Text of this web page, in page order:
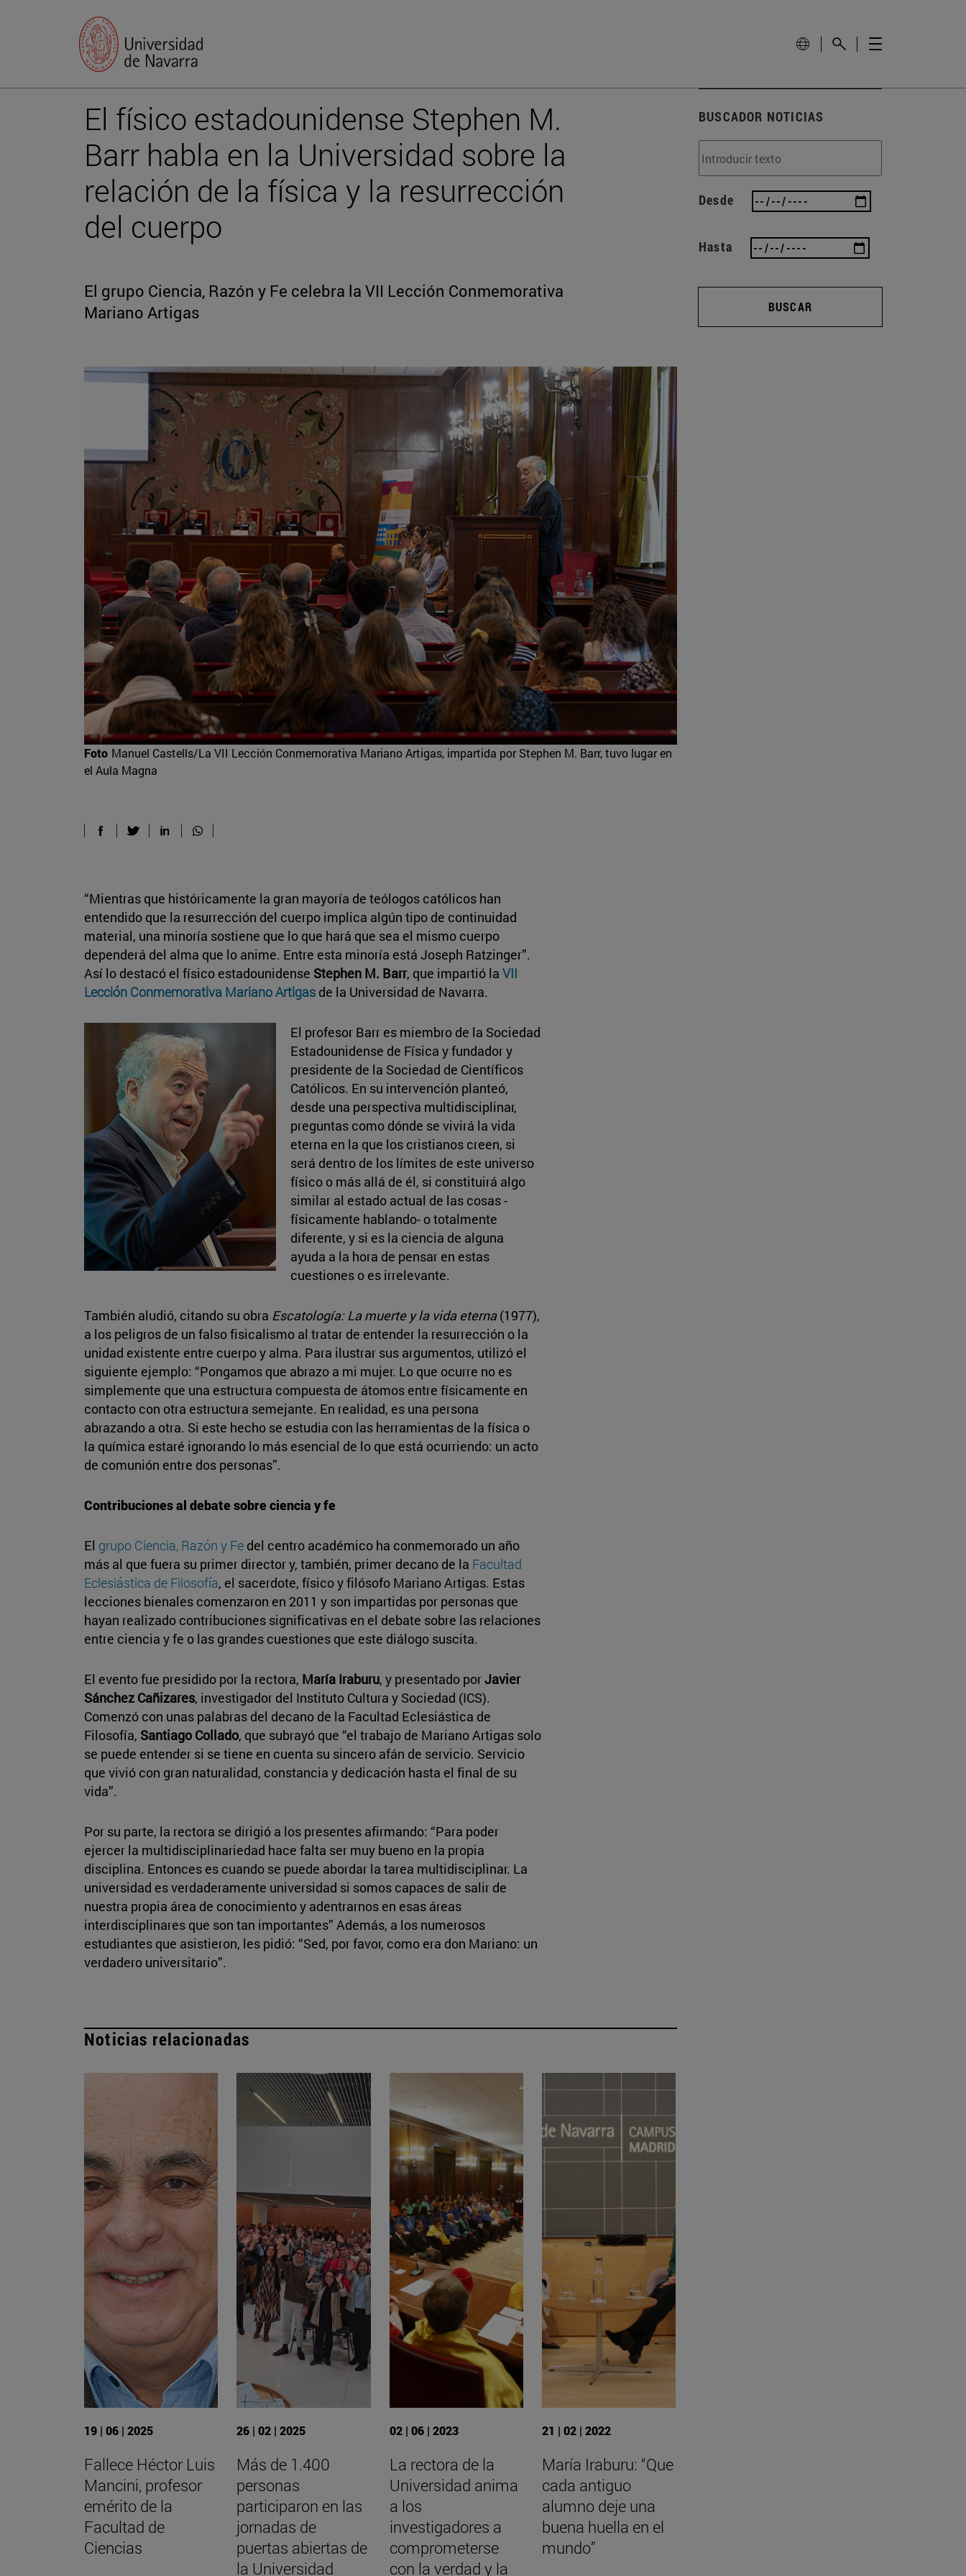
El físico estadounidense Stephen M.
Barr habla en la Universidad sobre la
relación de la física y la resurrección
del cuerpo
El grupo Ciencia, Razón y Fe celebra la VII Lección Conmemorativa
Mariano Artigas
Foto Manuel Castells/La VII Lección Conmemorativa Mariano Artigas, impartida por Stephen M. Barr, tuvo lugar en
el Aula Magna
“Mientras que históricamente la gran mayoría de teólogos católicos han
entendido que la resurrección del cuerpo implica algún tipo de continuidad
material, una minoría sostiene que lo que hará que sea el mismo cuerpo
dependerá del alma que lo anime. Entre esta minoría está Joseph Ratzinger”.
Así lo destacó el físico estadounidense Stephen M. Barr, que impartió la VII
Lección Conmemorativa Mariano Artigas de la Universidad de Navarra.
El profesor Barr es miembro de la Sociedad
Estadounidense de Física y fundador y
presidente de la Sociedad de Científicos
Católicos. En su intervención planteó,
desde una perspectiva multidisciplinar,
preguntas como dónde se vivirá la vida
eterna en la que los cristianos creen, si
será dentro de los límites de este universo
físico o más allá de él, si constituirá algo
similar al estado actual de las cosas -
físicamente hablando- o totalmente
diferente, y si es la ciencia de alguna
ayuda a la hora de pensar en estas
cuestiones o es irrelevante.
También aludió, citando su obra Escatología: La muerte y la vida eterna(1977),
a los peligros de un falso fisicalismo al tratar de entender la resurrección o la
unidad existente entre cuerpo y alma. Para ilustrar sus argumentos, utilizó el
siguiente ejemplo: “Pongamos que abrazo a mi mujer. Lo que ocurre no es
simplemente que una estructura compuesta de átomos entre físicamente en
contacto con otra estructura semejante. En realidad, es una persona
abrazando a otra. Si este hecho se estudia con las herramientas de la física o
la química estaré ignorando lo más esencial de lo que está ocurriendo: un acto
de comunión entre dos personas”.
Contribuciones al debate sobre ciencia y fe
El grupo Ciencia, Razón y Fe del centro académico ha conmemorado un año
más al que fuera su primer director y, también, primer decano de la Facultad
Eclesiástica de Filosofía, el sacerdote, físico y filósofo Mariano Artigas. Estas
lecciones bienales comenzaron en 2011 y son impartidas por personas que
hayan realizado contribuciones significativas en el debate sobre las relaciones
entre ciencia y fe o las grandes cuestiones que este diálogo suscita.
El evento fue presidido por la rectora, María Iraburu, y presentado porJavier
Sánchez Cañizares, investigador del Instituto Cultura y Sociedad (ICS).
Comenzó con unas palabras del decano de la Facultad Eclesiástica de
Filosofía, Santiago Collado, que subrayó que “el trabajo de Mariano Artigas solo
se puede entender si se tiene en cuenta su sincero afán de servicio. Servicio
que vivió con gran naturalidad, constancia y dedicación hasta el final de su
vida”.
Por su parte, la rectora se dirigió a los presentes afirmando: “Para poder
ejercer la multidisciplinariedad hace falta ser muy bueno en la propia
disciplina. Entonces es cuando se puede abordar la tarea multidisciplinar. La
universidad es verdaderamente universidad si somos capaces de salir de
nuestra propia área de conocimiento y adentrarnos en esas áreas
interdisciplinares que son tan importantes” Además, a los numerosos
estudiantes que asistieron, les pidió: “Sed, por favor, como era don Mariano: un
verdadero universitario”.
Noticias relacionadas
19 | 06 | 2025
Fallece Héctor Luis
Mancini, profesor
emérito de la
Facultad de
Ciencias
26 | 02 | 2025
Más de 1.400
personas
participaron en las
jornadas de
puertas abiertas de
la Universidad
02 | 06 | 2023
La rectora de la
Universidad anima
a los
investigadores a
comprometerse
con la verdad y la
21 | 02 | 2022
María Iraburu: “Que
cada antiguo
alumno deje una
buena huella en el
mundo”
BUSCADOR NOTICIAS
Desde
Hasta
BUSCAR